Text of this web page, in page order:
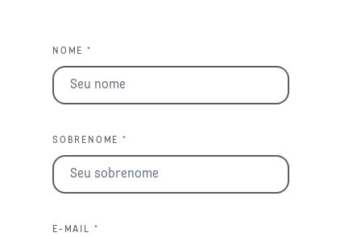
NOME *
SOBRENOME *
E-MAIL *